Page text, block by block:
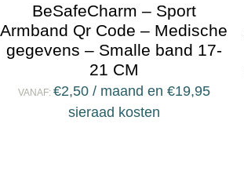
BeSafeCharm – Sport
Armband Qr Code – Medische
gegevens – Smalle band 17-
21 CM
VANAF: €2,50 / maand en €19,95
sieraad kosten